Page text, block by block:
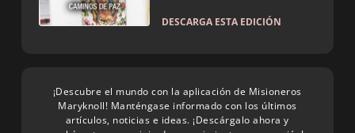
DESCARGA ESTA EDICIÓN
¡Descubre el mundo con la aplicación de Misioneros
Maryknoll! Manténgase informado con los últimos
artículos, noticias e ideas. ¡Descárgalo ahora y